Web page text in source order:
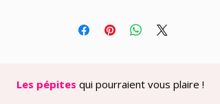
**impression python doré** qui vient
structurer l’ensemble. Ce duo
précieux. Le doré apporte cette touche
luxe qui fait toute la différence et
Les pépites qui pourraient vous plaire !